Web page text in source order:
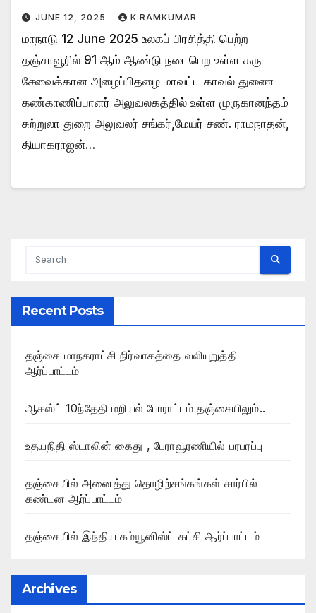
JUNE 12, 2025 K.RAMKUMAR
மாநாடு 12 June 2025 உலகப் பிரசித்தி பெற்ற
தஞ்சாவூரில் 91 ஆம் ஆண்டு நடைபெற உள்ள கருட
சேவைக்கான அழைப்பிதழை மாவட்ட காவல் துணை
கண்காணிப்பாளர் அலுவலகத்தில் உள்ள முருகானந்தம்
சுற்றுலா துறை அலுவலர் சங்கர்,மேயர் சண். ராமநாதன்,
தியாகராஜன்…
Recent Posts
தஞ்சை மாநகராட்சி நிர்வாகத்தை வலியுறுத்தி
ஆர்ப்பாட்டம்
ஆகஸ்ட் 10ந்தேதி மறியல் போராட்டம் தஞ்சையிலும்..
உதயநிதி ஸ்டாலின் கைது , பேராவூரணியில் பரபரப்பு
தஞ்சையில் அனைத்து தொழிற்சங்கங்கள் சார்பில்
கண்டன ஆர்ப்பாட்டம்
தஞ்சையில் இந்திய கம்யூனிஸ்ட் கட்சி ஆர்ப்பாட்டம்
Archives